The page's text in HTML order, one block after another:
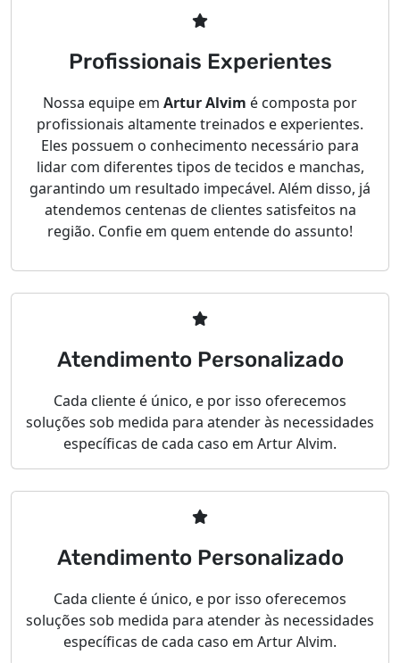
Profissionais Experientes
Nossa equipe em Artur Alvim é composta por
profissionais altamente treinados e experientes.
Eles possuem o conhecimento necessário para
lidar com diferentes tipos de tecidos e manchas,
garantindo um resultado impecável. Além disso, já
atendemos centenas de clientes satisfeitos na
região. Confie em quem entende do assunto!
Atendimento Personalizado
Cada cliente é único, e por isso oferecemos
soluções sob medida para atender às necessidades
específicas de cada caso em Artur Alvim.
Atendimento Personalizado
Cada cliente é único, e por isso oferecemos
soluções sob medida para atender às necessidades
específicas de cada caso em Artur Alvim.